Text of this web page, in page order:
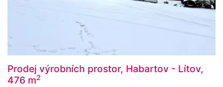
Prodej výrobních prostor, Habartov - Lítov,
476 m2